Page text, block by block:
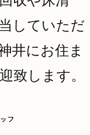
していただ
井にお住ま
致します。
フ